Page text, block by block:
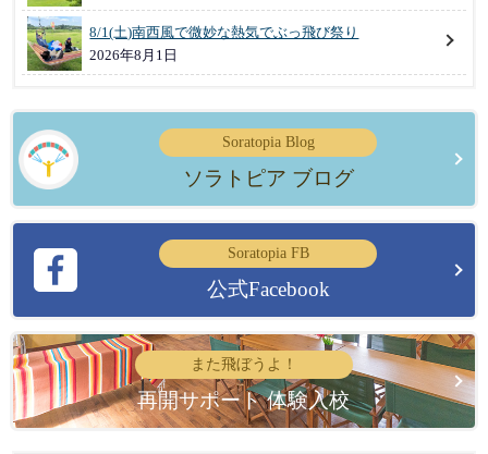
8/1(土)南西風で微妙な熱気でぶっ飛び祭り
2026年8月1日
Soratopia Blog
ソラトピア ブログ
Soratopia FB
公式Facebook
また飛ぼうよ！
再開サポート 体験入校